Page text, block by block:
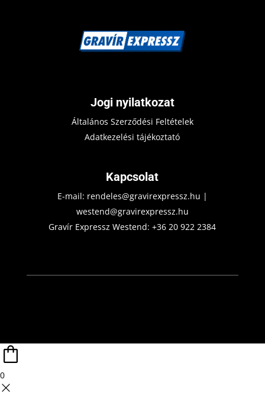
Jogi nyilatkozat
Általános Szerződési Feltételek
Adatkezelési tájékoztató
Kapcsolat
E-mail: rendeles@gravirexpressz.hu |
westend@gravirexpressz.hu
Gravír Expressz Westend:+36 20 922 2384
0